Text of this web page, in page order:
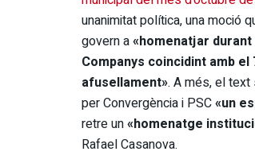
unanimitat política, una moció
govern a«homenatjar
Companys coincidint amb
afusellament». A més, el text
per Convergència i PSC«un
retre un«homenatge
Rafael Casanova.